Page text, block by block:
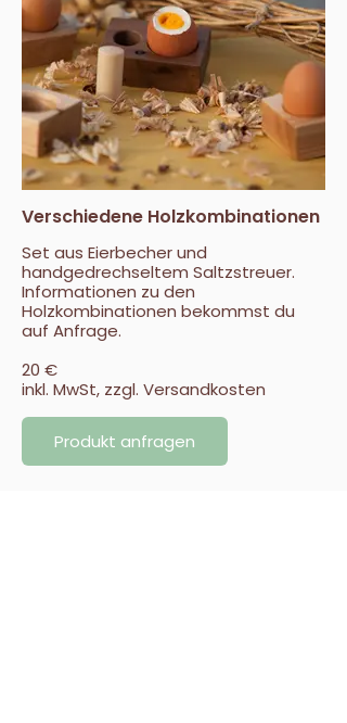
Verschiedene Holzkombinationen
Set aus Eierbecher und
handgedrechseltem Saltzstreuer.
Informationen zu den
Holzkombinationen bekommst du
auf Anfrage.
20 €
inkl. MwSt, zzgl. Versandkosten
Produkt anfragen